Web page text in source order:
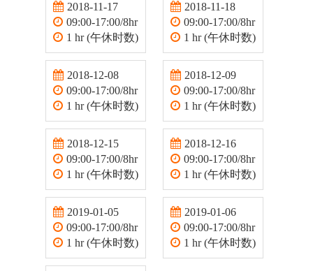
2018-11-17
09:00-17:00/8hr
1 hr (午休时数)
2018-11-18
09:00-17:00/8hr
1 hr (午休时数)
2018-12-08
09:00-17:00/8hr
1 hr (午休时数)
2018-12-09
09:00-17:00/8hr
1 hr (午休时数)
2018-12-15
09:00-17:00/8hr
1 hr (午休时数)
2018-12-16
09:00-17:00/8hr
1 hr (午休时数)
2019-01-05
09:00-17:00/8hr
1 hr (午休时数)
2019-01-06
09:00-17:00/8hr
1 hr (午休时数)